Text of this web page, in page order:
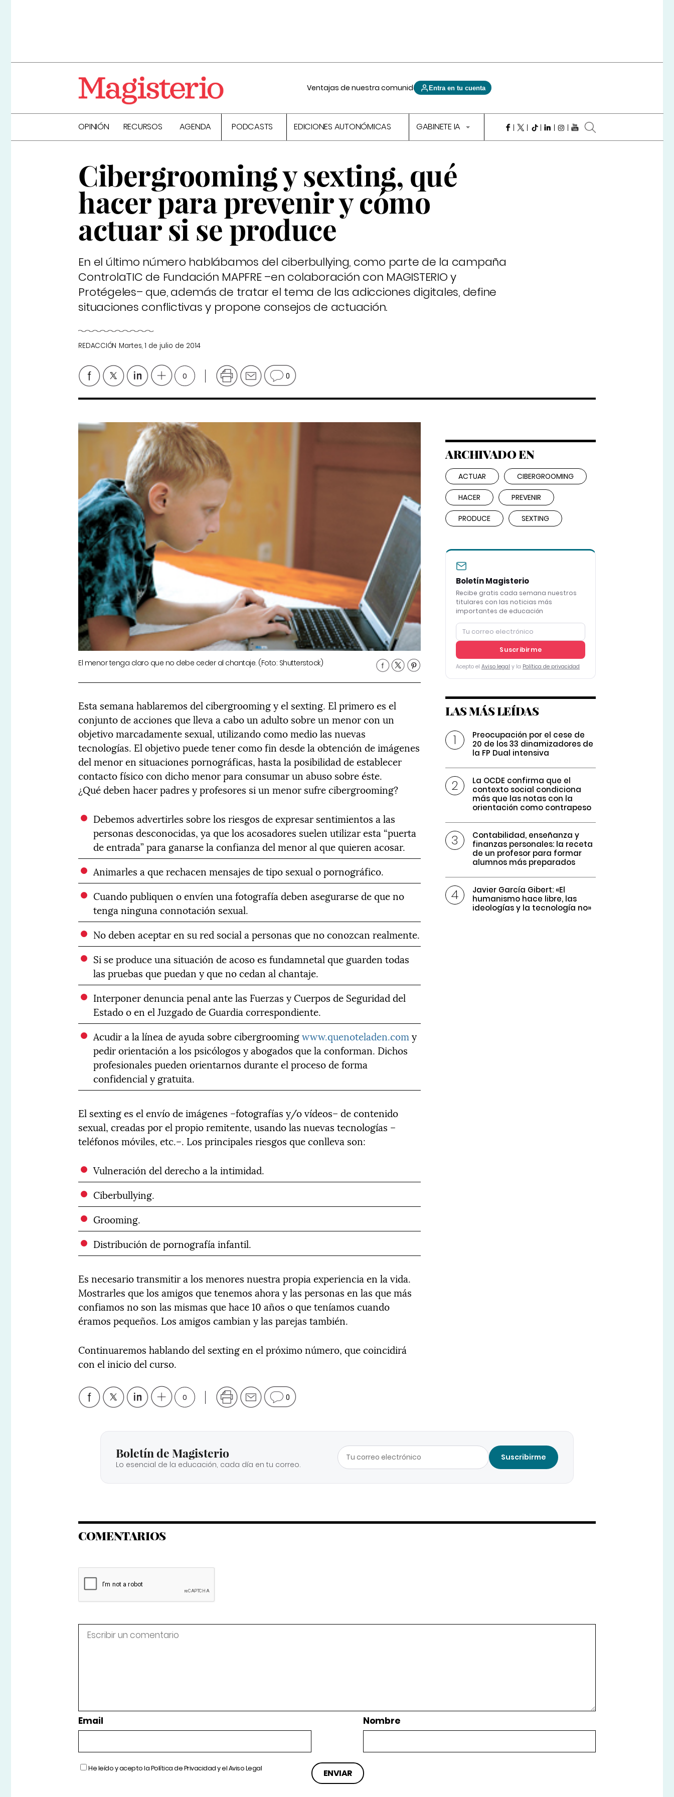
Ventajas de nuestra comunidad Entra en tu cuenta
OPINIÓN RECURSOS AGENDA PODCASTS EDICIONES AUTONÓMICAS GABINETE IA
Cibergrooming y sexting, qué
hacer para prevenir y cómo
actuar si se produce
En el último número hablábamos del ciberbullying, como parte de la campaña
ControlaTIC de Fundación MAPFRE –en colaboración con MAGISTERIO y
Protégeles– que, además de tratar el tema de las adicciones digitales, define
situaciones conflictivas y propone consejos de actuación.
REDACCIÓN Martes, 1 de julio de 2014
0 0
El menor tenga claro que no debe ceder al chantaje. (Foto: Shutterstock)
Esta semana hablaremos del cibergrooming y el sexting. El primero es el
conjunto de acciones que lleva a cabo un adulto sobre un menor con un
objetivo marcadamente sexual, utilizando como medio las nuevas
tecnologías. El objetivo puede tener como fin desde la obtención de imágenes
del menor en situaciones pornográficas, hasta la posibilidad de establecer
contacto físico con dicho menor para consumar un abuso sobre éste.
¿Qué deben hacer padres y profesores si un menor sufre cibergrooming?
Debemos advertirles sobre los riesgos de expresar sentimientos a las
personas desconocidas, ya que los acosadores suelen utilizar esta “puerta
de entrada” para ganarse la confianza del menor al que quieren acosar.
Animarles a que rechacen mensajes de tipo sexual o pornográfico.
Cuando publiquen o envíen una fotografía deben asegurarse de que no
tenga ninguna connotación sexual.
No deben aceptar en su red social a personas que no conozcan realmente.
Si se produce una situación de acoso es fundamnetal que guarden todas
las pruebas que puedan y que no cedan al chantaje.
Interponer denuncia penal ante las Fuerzas y Cuerpos de Seguridad del
Estado o en el Juzgado de Guardia correspondiente.
Acudir a la línea de ayuda sobre cibergroomingwww.quenoteladen.comy
pedir orientación a los psicólogos y abogados que la conforman. Dichos
profesionales pueden orientarnos durante el proceso de forma
confidencial y gratuita.
El sexting es el envío de imágenes –fotografías y/o vídeos– de contenido
sexual, creadas por el propio remitente, usando las nuevas tecnologías –
teléfonos móviles, etc.–. Los principales riesgos que conlleva son:
Vulneración del derecho a la intimidad.
Ciberbullying.
Grooming.
Distribución de pornografía infantil.
Es necesario transmitir a los menores nuestra propia experiencia en la vida.
Mostrarles que los amigos que tenemos ahora y las personas en las que más
confiamos no son las mismas que hace 10 años o que teníamos cuando
éramos pequeños. Los amigos cambian y las parejas también.
Continuaremos hablando del sexting en el próximo número, que coincidirá
con el inicio del curso.
0 0
ARCHIVADO EN
ACTUAR CIBERGROOMING
HACER PREVENIR
PRODUCE SEXTING
Boletín Magisterio
Recibe gratis cada semana nuestros
titulares con las noticias más
importantes de educación
Suscribirme
Acepto el Aviso legal y la Política de privacidad
LAS MÁS LEÍDAS
Preocupación por el cese de
20 de los 33 dinamizadores de
la FP Dual intensiva
La OCDE confirma que el
contexto social condiciona
más que las notas con la
orientación como contrapeso
Contabilidad, enseñanza y
finanzas personales: la receta
de un profesor para formar
alumnos más preparados
Javier García Gibert: «El
humanismo hace libre, las
ideologías y la tecnología no»
Boletín de Magisterio
Lo esencial de la educación, cada día en tu correo.
Suscribirme
COMENTARIOS
Email Nombre
He leído y acepto laPolítica de Privacidady elAviso Legal